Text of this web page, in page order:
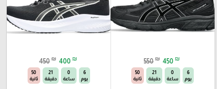
550 ₪ 450 ₪
6
يوم
0
ساعة
21
دقيقة
49
ثانية
450 ₪ 400 ₪
6
يوم
0
ساعة
21
دقيقة
49
ثانية